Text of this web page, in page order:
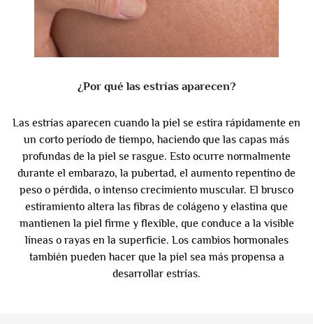
¿Por qué las estrías aparecen?
Las estrías aparecen cuando la piel se estira rápidamente en
un corto período de tiempo, haciendo que las capas más
profundas de la piel se rasgue. Esto ocurre normalmente
durante el embarazo, la pubertad, el aumento repentino de
peso o pérdida, o intenso crecimiento muscular. El brusco
estiramiento altera las fibras de colágeno y elastina que
mantienen la piel firme y flexible, que conduce a la visible
líneas o rayas en la superficie. Los cambios hormonales
también pueden hacer que la piel sea más propensa a
desarrollar estrías.